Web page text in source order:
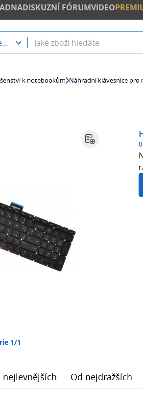
DISKUZNÍ FÓRUMVIDEO
Náhradní klávesnice pro notebooky
k notebookům Náhradní klávesnice pro
1/1
nejlevnějších Od nejdražších